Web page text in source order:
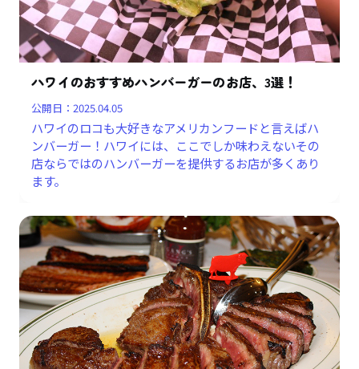
ハワイのおすすめハンバーガーのお店、3選！
公開日：2025.04.05
ハワイのロコも大好きなアメリカンフードと言えばハ
ンバーガー！ハワイには、ここでしか味わえないその
店ならではのハンバーガーを提供するお店が多くあり
ます。